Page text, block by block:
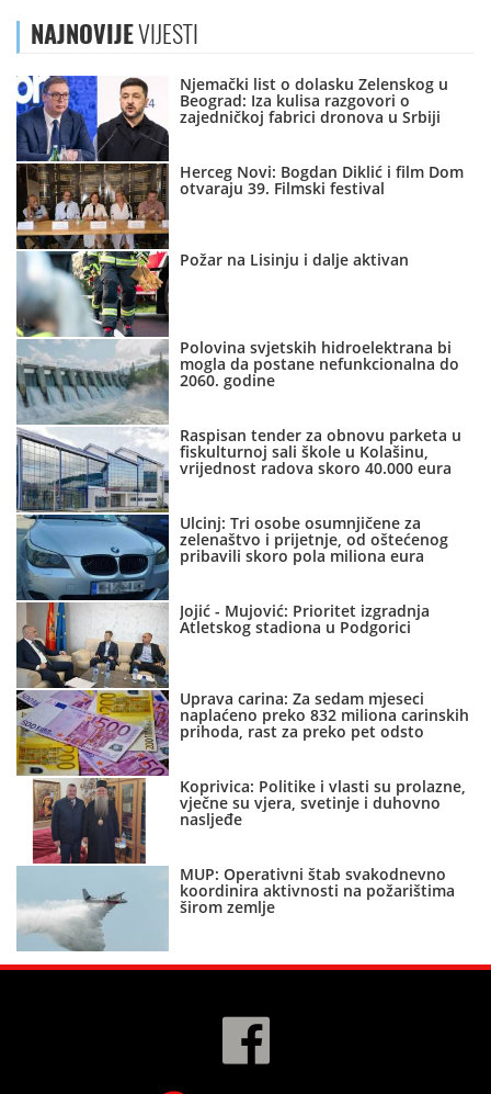
NAJNOVIJEVIJESTI
Njemački list o dolasku Zelenskog u
Beograd: Iza kulisa razgovori o
zajedničkoj fabrici dronova u Srbiji
Herceg Novi: Bogdan Diklić i film Dom
otvaraju 39. Filmski festival
Požar na Lisinju i dalje aktivan
Polovina svjetskih hidroelektrana bi
mogla da postane nefunkcionalna do
2060. godine
Raspisan tender za obnovu parketa u
fiskulturnoj sali škole u Kolašinu,
vrijednost radova skoro 40.000 eura
Ulcinj: Tri osobe osumnjičene za
zelenaštvo i prijetnje, od oštećenog
pribavili skoro pola miliona eura
Jojić - Mujović: Prioritet izgradnja
Atletskog stadiona u Podgorici
Uprava carina: Za sedam mjeseci
naplaćeno preko 832 miliona carinskih
prihoda, rast za preko pet odsto
Koprivica: Politike i vlasti su prolazne,
vječne su vjera, svetinje i duhovno
nasljeđe
MUP: Operativni štab svakodnevno
koordinira aktivnosti na požarištima
širom zemlje